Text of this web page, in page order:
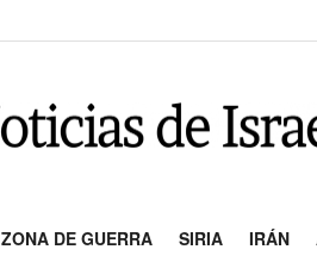
ZONA DE GUERRA SIRIA IRÁN